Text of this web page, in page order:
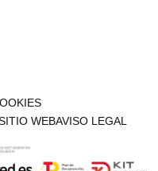
WEBAVISO LEGAL